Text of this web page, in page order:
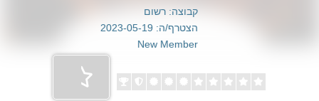
קבוצה: רשום
הצטרף/ה: 2023-05-19
New Member